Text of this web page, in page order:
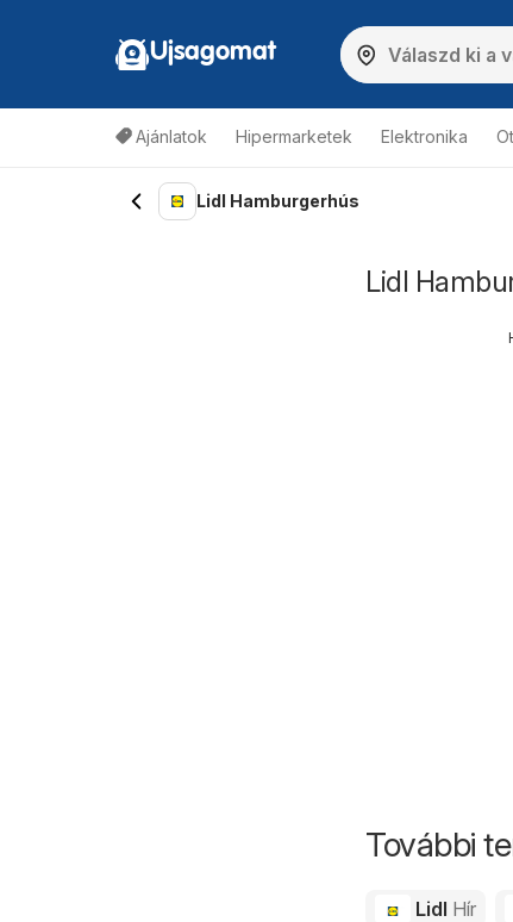
Ujsagomat
Ajánlatok Hipermarketek Elektronika
Lidl Hamburgerhús
Lidl
További
Lidl Hír